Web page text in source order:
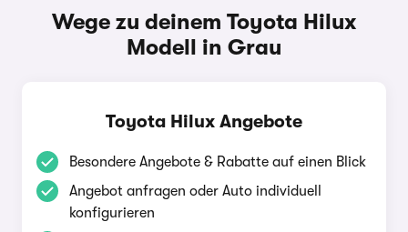
Wege zu deinem Toyota Hilux
Modell in Grau
Toyota Hilux Angebote
Besondere Angebote & Rabatte auf einen Blick
Angebot anfragen oder Auto individuell
konfigurieren